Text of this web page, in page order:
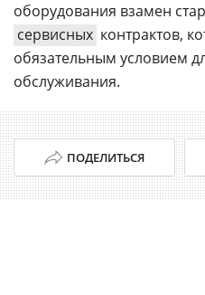
оборудования взамен
сервисных контрактов,
обязательным условием
обслуживания.
ПОДЕЛИТЬСЯ